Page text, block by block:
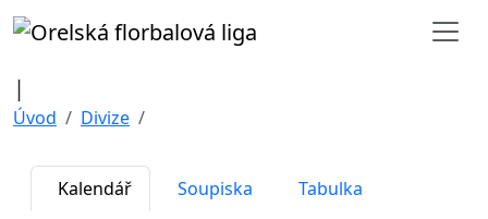
|
Úvod Divize
Kalendář Soupiska
Tabulka